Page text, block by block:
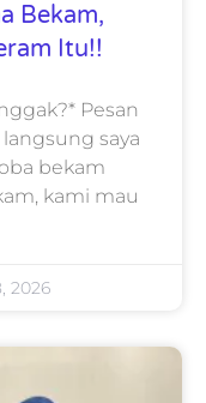
Bekam,
Itu!!
Pesan
saya
bekam
kami mau
2026